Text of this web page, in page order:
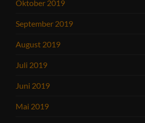
Oktober 2019
September 2019
August 2019
Juli 2019
Juni 2019
Mai 2019